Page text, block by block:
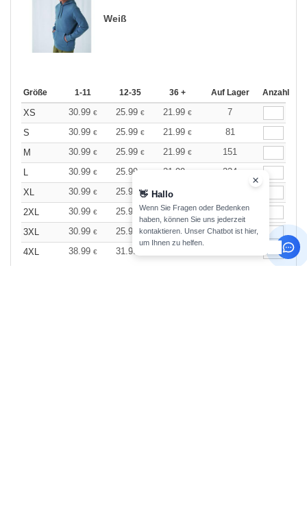
Weiß
Größe 1-11 12-35 36 + Auf Lager Anzahl
XS 30.99 € 25.99 € 21.99 €
7
S
30.99 € 25.99 € 21.99 €
81
M
30.99 € 25.99 € 21.99 €
151
L
30.99 € 25.99 21.99
224
XL
30.99 € 25.99€ 21.99
2XL
30.99 € 25.99€ 21.99€
100
3XL
30.99 € 25.99€ 21.99€
24
4XL
38.99 € 31.99
👋 Hallo
Wenn Sie Fragen oder Bedenken
haben, können Sie uns jederzeit
kontaktieren. Unser Chatbot ist hier,
um Ihnen zu helfen.